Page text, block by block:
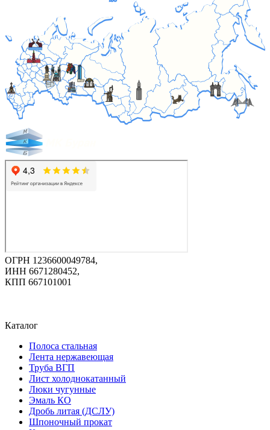
ОГРН 1236600049784,
ИНН 6671280452,
КПП 667101001
Каталог
Полоса стальная
Лента нержавеющая
Труба ВГП
Лист холоднокатанный
Люки чугунные
Эмаль КО
Дробь литая (ДСЛУ)
Шпоночный прокат